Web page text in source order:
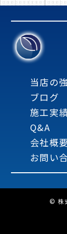
当店の
ブログ
施工実
Q&A
会社概要
お問い
© 株